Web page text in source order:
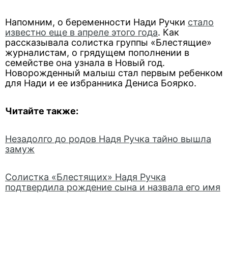
Напомним, о беременности Нади Ручки стало
известно еще в апреле этого года. Как
рассказывала солистка группы «Блестящие»
журналистам, о грядущем пополнении в
семействе она узнала в Новый год.
Новорожденный малыш стал первым ребенком
для Нади и ее избранника Дениса Боярко.
Читайте также:
Незадолго до родов Надя Ручка тайно вышла
замуж
Солистка «Блестящих» Надя Ручка
подтвердила рождение сына и назвала его имя